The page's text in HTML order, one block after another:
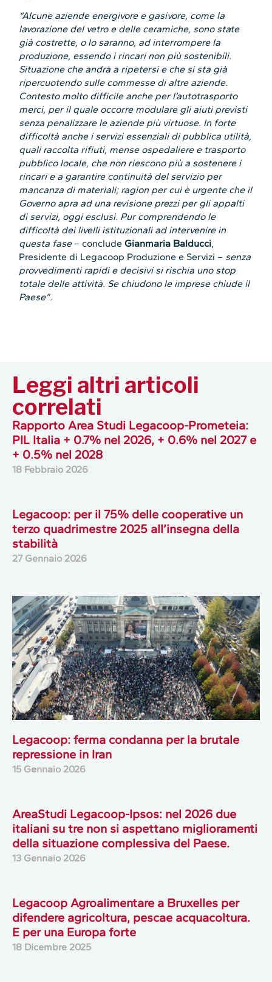
“Alcune aziende energivore e gasivore, come la
lavorazione del vetro e delle ceramiche, sono state
già costrette, o lo saranno, ad interrompere la
produzione, essendo i rincari non più sostenibili.
Situazione che andrà a ripetersi e che si sta già
ripercuotendo sulle commesse di altre aziende.
Contesto molto difficile anche per l’autotrasporto
merci, per il quale occorre modulare gli aiuti previsti
senza penalizzare le aziende più virtuose. In forte
difficoltà anche i servizi essenziali di pubblica utilità,
quali raccolta rifiuti, mense ospedaliere e trasporto
pubblico locale, che non riescono più a sostenere i
rincari e a garantire continuità del servizio per
mancanza di materiali; ragion per cui è urgente che il
Governo apra ad una revisione prezzi per gli appalti
di servizi, oggi esclusi. Pur comprendendo le
difficoltà dei livelli istituzionali ad intervenire in
questa fase– concludeGianmaria Balducci,
Presidente di Legacoop Produzione e Servizi – senza
provvedimenti rapidi e decisivi si rischia uno stop
totale delle attività. Se chiudono le imprese chiude il
Paese”.
Leggi altri articoli
correlati
Rapporto Area Studi Legacoop-Prometeia:
PIL Italia + 0.7% nel 2026, + 0.6% nel 2027 e
+ 0.5% nel 2028
18 Febbraio 2026
Legacoop: per il 75% delle cooperative un
terzo quadrimestre 2025 all’insegna della
stabilità
27 Gennaio 2026
Legacoop: ferma condanna per la brutale
repressione in Iran
15 Gennaio 2026
AreaStudi Legacoop-Ipsos: nel 2026 due
italiani su tre non si aspettano miglioramenti
della situazione complessiva del Paese.
13 Gennaio 2026
Legacoop Agroalimentare a Bruxelles per
difendere agricoltura, pescae acquacoltura.
E per una Europa forte
18 Dicembre 2025